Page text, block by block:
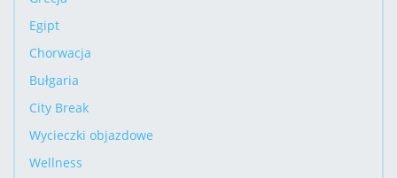
Egipt
Chorwacja
Bułgaria
City Break
Wycieczki objazdowe
Wellness